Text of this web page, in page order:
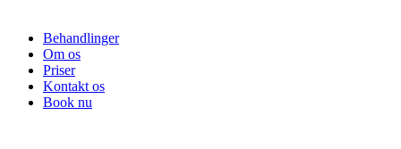
Behandlinger
Om os
Priser
Kontakt os
Book nu